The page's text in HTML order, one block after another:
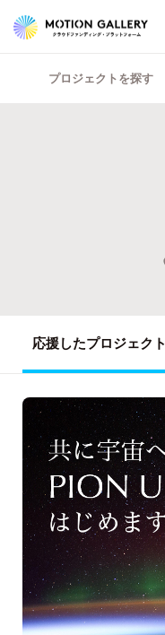
プロジェクトを探す
応援したプロジェクト